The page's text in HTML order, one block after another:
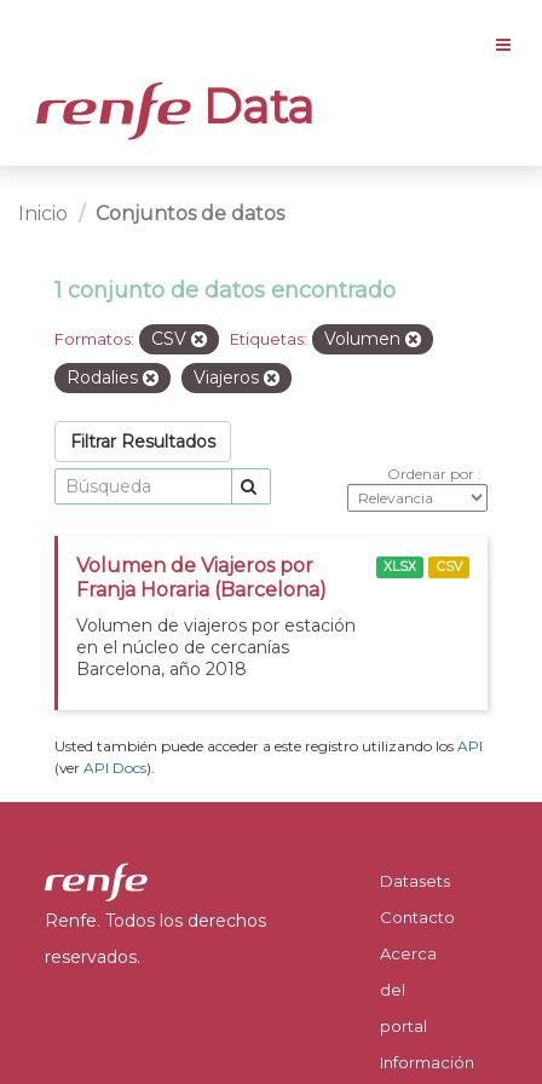
Data
Inicio Conjuntos de datos
1 conjunto de datos encontrado
Formatos: CSV Etiquetas:
Volumen
Rodalies
Viajeros
Filtrar Resultados
Ordenar por
Volumen de Viajeros por
Franja Horaria (Barcelona)
Volumen de viajeros por estación
en el núcleo de cercanías
Barcelona, año 2018
XLSX CSV
Usted también puede acceder a este registro utilizando los API
(ver API Docs).
Renfe. Todos los derechos
reservados.
Datasets
Contacto
Acerca
del
portal
Información